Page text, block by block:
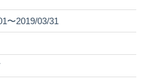
〜2019/03/31